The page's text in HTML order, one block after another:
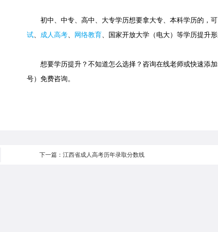
初中、中专、高中、大专学历想要拿大专、本科学历的，可
试
成人高考 网络教育 、国家开放大学（电大）等学历提升
想要学历提升？不知道怎么选择？咨询在线老师或快速添加
号）免费咨询。
下一篇：江西省成人高考历年录取分数线